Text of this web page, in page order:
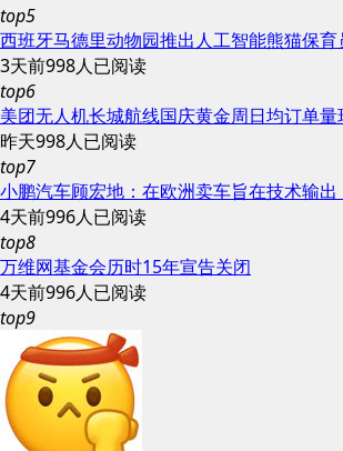
top5
西班牙马德里动物园推出人工智能熊猫保育
3天前998人已阅读
top6
美团无人机长城航线国庆黄金周日均订单
昨天998人已阅读
top7
小鹏汽车顾宏地：在欧洲卖车旨在技术输
4天前996人已阅读
top8
万维网基金会历时15年宣告关闭
4天前996人已阅读
top9